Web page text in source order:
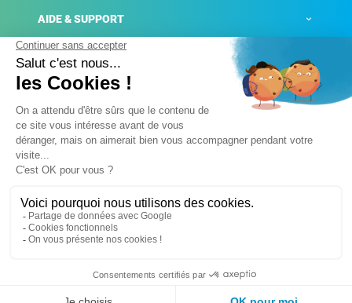
AIDE & SUPPORT
ACTUALITÉS
Mentions légales
Conditions générales de ventes
Plateforme de signalement